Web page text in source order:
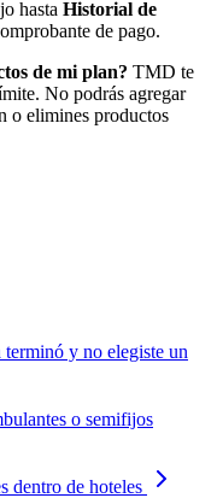
hasta Historial de
de pago.
de mi plan? TMD te
No podrás agregar
o elimines productos
y no elegiste un
o semifijos
dentro de hoteles